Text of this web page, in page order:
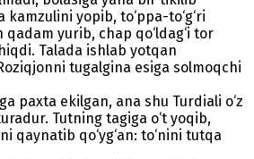
kamzulini yopib, to‘ppa-to‘g‘ri
qadam yurib, chap qo‘ldag‘i tor
Talada ishlab yotqan
tugalgina esiga solmoqchi
paxta ekilgan, ana shu Turdiali o‘z
Tutning tagiga o‘t yoqib,
qaynatib qo‘yg‘an: to‘nini tutqa